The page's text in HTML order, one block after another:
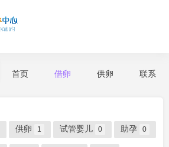
首页 借卵 供卵 联系
供卵 1 试管婴儿 0 助孕 0